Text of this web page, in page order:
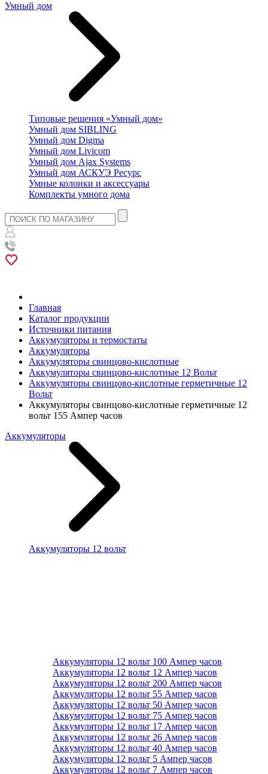
Умный дом
Типовые решения «Умный дом»
Умный дом SIBLING
Умный дом Digma
Умный дом Livicom
Умный дом Ajax Systems
Умный дом АСКУЭ Ресурс
Умные колонки и аксессуары
Комплекты умного дома
Главная
Каталог продукции
Источники питания
Аккумуляторы и термостаты
Аккумуляторы
Аккумуляторы свинцово-кислотные
Аккумуляторы свинцово-кислотные 12 Вольт
Аккумуляторы свинцово-кислотные герметичные 12
Вольт
Аккумуляторы свинцово-кислотные герметичные 12
вольт 155 Ампер часов
Аккумуляторы
Аккумуляторы 12 вольт
Аккумуляторы 12 вольт 100 Ампер часов
Аккумуляторы 12 вольт 12 Ампер часов
Аккумуляторы 12 вольт 200 Ампер часов
Аккумуляторы 12 вольт 55 Ампер часов
Аккумуляторы 12 вольт 50 Ампер часов
Аккумуляторы 12 вольт 75 Ампер часов
Аккумуляторы 12 вольт 17 Ампер часов
Аккумуляторы 12 вольт 26 Ампер часов
Аккумуляторы 12 вольт 40 Ампер часов
Аккумуляторы 12 вольт 5 Ампер часов
Аккумуляторы 12 вольт 7 Ампер часов